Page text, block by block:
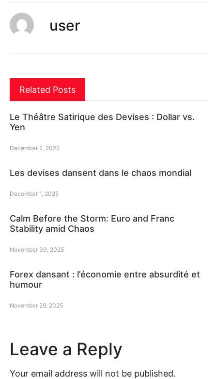
user
Related Posts
Le Théâtre Satirique des Devises : Dollar vs.
Yen
December 2, 2025
Les devises dansent dans le chaos mondial
December 1, 2025
Calm Before the Storm: Euro and Franc
Stability amid Chaos
November 30, 2025
Forex dansant : l’économie entre absurdité et
humour
November 29, 2025
Leave a Reply
Your email address will not be published.